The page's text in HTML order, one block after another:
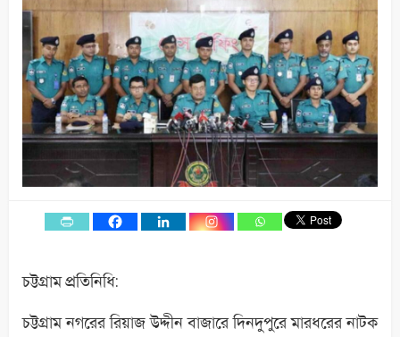
চট্টগ্রাম প্রতিনিধি:
চট্টগ্রাম নগরের রিয়াজ উদ্দীন বাজারে দিনদুপুরে মারধরের নাটক